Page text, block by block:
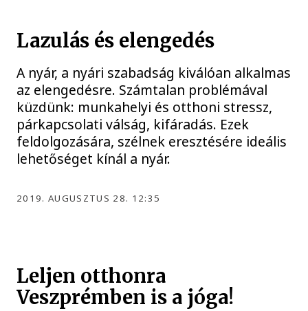
Lazulás és elengedés
A nyár, a nyári szabadság kiválóan alkalmas
az elengedésre. Számtalan problémával
küzdünk: munkahelyi és otthoni stressz,
párkapcsolati válság, kifáradás. Ezek
feldolgozására, szélnek eresztésére ideális
lehetőséget kínál a nyár.
2019. AUGUSZTUS 28. 12:35
Leljen otthonra
Veszprémben is a jóga!